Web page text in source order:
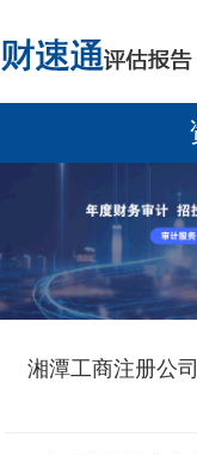
湘潭工商注册公